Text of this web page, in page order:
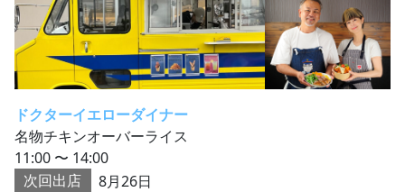
ドクターイエローダイナー
名物チキンオーバーライス
11:00 〜 14:00
次回出店
8月26日